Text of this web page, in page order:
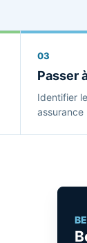
03
Passer
Identifier
assurance